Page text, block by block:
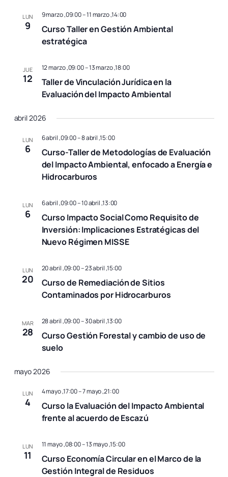
LUN
9
9 marzo ,09:00–11 marzo ,14:00
Curso Taller en Gestión Ambiental
estratégica
JUE
12
12 marzo ,09:00–13 marzo ,18:00
Taller de Vinculación Jurídica en la
Evaluación del Impacto Ambiental
abril 2026
LUN
6
6 abril ,09:00–8 abril ,15:00
Curso-Taller de Metodologías de Evaluación
del Impacto Ambiental, enfocado a Energía e
Hidrocarburos
LUN
6
6 abril ,09:00–10 abril ,13:00
Curso Impacto Social Como Requisito de
Inversión: Implicaciones Estratégicas del
Nuevo Régimen MISSE
LUN
20
20 abril ,09:00–23 abril ,15:00
Curso de Remediación de Sitios
Contaminados por Hidrocarburos
MAR
28
28 abril ,09:00–30 abril ,13:00
Curso Gestión Forestal y cambio de uso de
suelo
mayo 2026
LUN
4
4 mayo ,17:00–7 mayo ,21:00
Curso la Evaluación del Impacto Ambiental
frente al acuerdo de Escazú
LUN
11
11 mayo ,08:00–13 mayo ,15:00
Curso Economía Circular en el Marco de la
Gestión Integral de Residuos